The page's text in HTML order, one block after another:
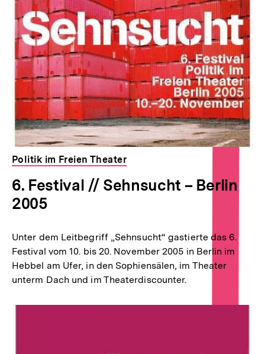
Politik im Freien Theater
6. Festival // Sehnsucht – Berlin
2005
Unter dem Leitbegriff „Sehnsucht“ gastierte das 6.
Festival vom 10. bis 20. November 2005 in Berlin im
Hebbel am Ufer, in den Sophiensälen, im Theater
unterm Dach und im Theaterdiscounter.